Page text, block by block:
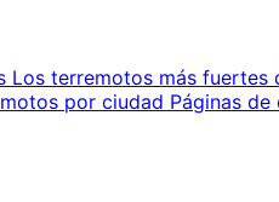
Los terremotos más fuertes
por ciudad Páginas